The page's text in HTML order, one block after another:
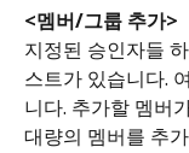
<멤버/그룹 추가>
지정된 승인자들
스트가 있습니다.
니다. 추가할 멤버
대량의 멤버를 추